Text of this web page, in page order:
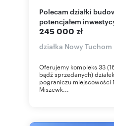
Polecam działki budowlane 1000 m² z
potencjałem
245 000 zł
działka Nowy Tuchom
Oferujemy kompleks 33
bądź sprzedanych)
pograniczu miejscowości
Miszewk...